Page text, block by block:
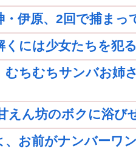
・伊原、2回で捕ま
くには少女たちを犯
むちむちサンバお姉
えん坊のボクに浴び
、お前がナンバーワ